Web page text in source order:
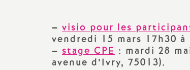
– visio pour les
vendredi 15 mars 17h30 à
– stage CPE : mardi 28
avenue d’Ivry, 75013).